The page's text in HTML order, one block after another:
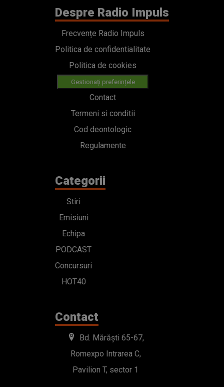
Despre Radio Impuls
Frecvențe Radio Impuls
Politica de confidentialitate
Politica de cookies
Gestionați preferințele
Contact
Termeni si conditii
Cod deontologic
Regulamente
Categorii
Stiri
Emisiuni
Echipa
PODCAST
Concursuri
HOT40
Contact
Bd. Mărăști 65-67,
Romexpo Intrarea C,
Pavilion T, sector 1